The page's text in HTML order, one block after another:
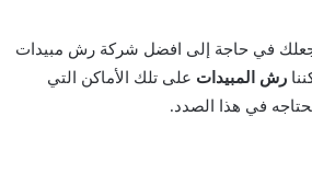
تجعلك في حاجة إلى افضل شركة رش مبيدات
رش المبيدات على تلك الأماكن التي
في هذا الصدد.